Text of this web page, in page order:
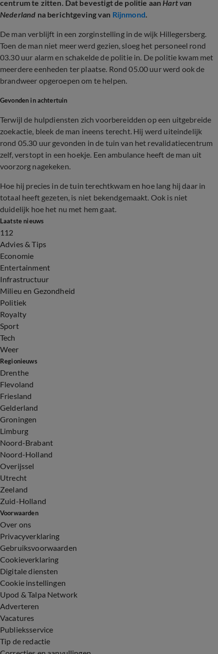
centrum te zitten. Dat bevestigt de politie aanHart van
Nederland na berichtgeving van Rijnmond.
De man verblijft in een zorginstelling in de wijk Hillegersberg.
Toen de man niet meer werd gezien, sloeg het personeel rond
03.30 uur alarm en schakelde de politie in. De politie kwam met
meerdere eenheden ter plaatse. Rond 05.00 uur werd ook de
brandweer opgeroepen om te helpen.
Gevonden in achtertuin
Terwijl de hulpdiensten zich voorbereidden op een uitgebreide
zoekactie, bleek de man ineens terecht. Hij werd uiteindelijk
rond 05.30 uur gevonden in de tuin van het revalidatiecentrum
zelf, verstopt in een hoekje. Een ambulance heeft de man uit
voorzorg nagekeken.
Hoe hij precies in de tuin terechtkwam en hoe lang hij daar in
totaal heeft gezeten, is niet bekendgemaakt. Ook is niet
duidelijk hoe het nu met hem gaat.
Laatste nieuws
112
Advies & Tips
Economie
Entertainment
Infrastructuur
Milieu en Gezondheid
Politiek
Royalty
Sport
Tech
Weer
Regionieuws
Drenthe
Flevoland
Friesland
Gelderland
Groningen
Limburg
Noord-Brabant
Noord-Holland
Overijssel
Utrecht
Zeeland
Zuid-Holland
Voorwaarden
Over ons
Privacyverklaring
Gebruiksvoorwaarden
Cookieverklaring
Digitale diensten
Cookie instellingen
Upod & Talpa Network
Adverteren
Vacatures
Publieksservice
Tip de redactie